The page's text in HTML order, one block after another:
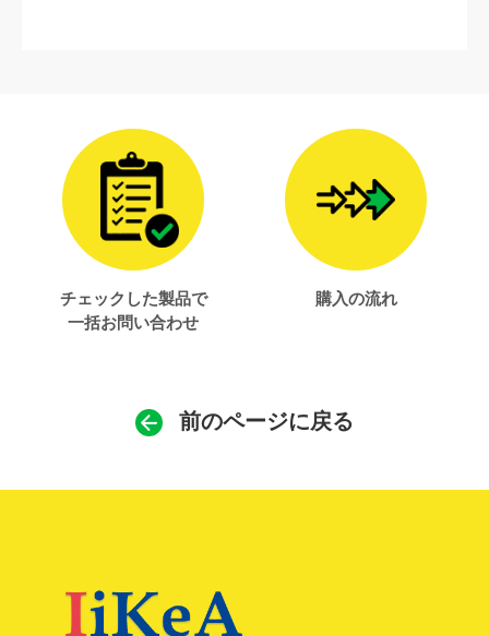
チェックした製品で
一括お問い合わせ
購入の流れ
前のページに戻る